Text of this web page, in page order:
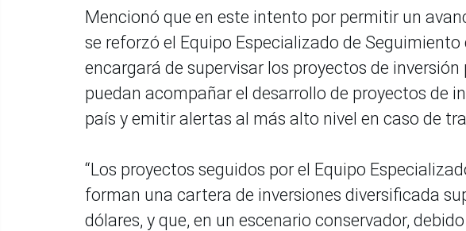
Mencionó que en este intento por permitir un
se reforzó el Equipo Especializado de Seguimiento
encargará de supervisar los proyectos de
puedan acompañar el desarrollo de proyectos de
país y emitir alertas al más alto nivel en caso de
“Los proyectos seguidos por el Equipo
forman una cartera de inversiones diversificada
dólares, y que, en un escenario conservador,